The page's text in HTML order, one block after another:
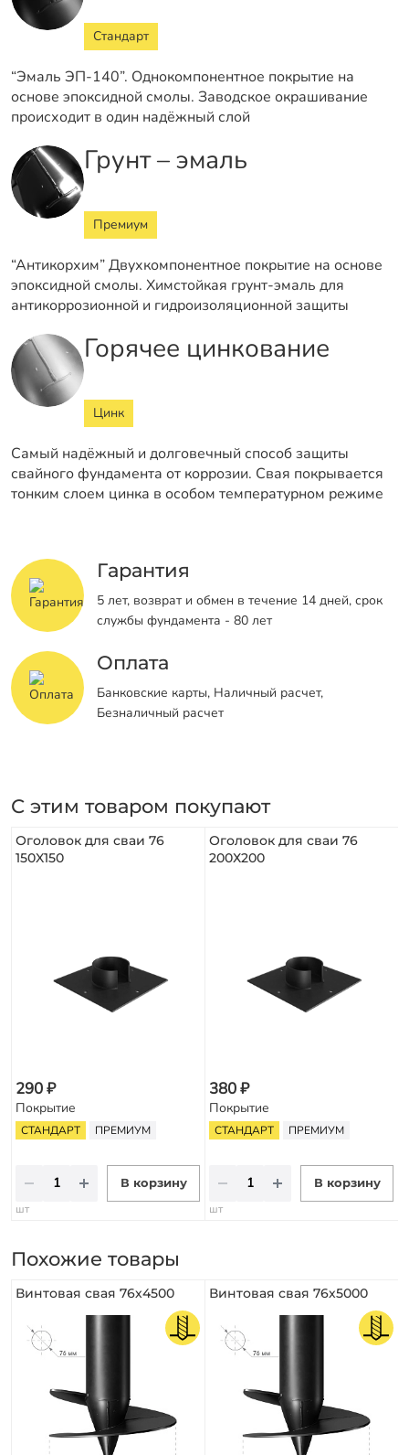
Стандарт
“Эмаль ЭП-140”. Однокомпонентное покрытие на
основе эпоксидной смолы. Заводское окрашивание
происходит в один надёжный слой
Грунт – эмаль
Премиум
“Антикорхим” Двухкомпонентное покрытие на основе
эпоксидной смолы. Химстойкая грунт-эмаль для
антикоррозионной и гидроизоляционной защиты
Горячее цинкование
Цинк
Самый надёжный и долговечный способ защиты
свайного фундамента от коррозии. Свая покрывается
тонким слоем цинка в особом температурном режиме
Гарантия
5 лет, возврат и обмен в течение 14 дней, срок
службы фундамента - 80 лет
Оплата
Банковские карты, Наличный расчет,
Безналичный расчет
С этим товаром покупают
Оголовок для сваи 76
150X150
290 ₽
Покрытие
СТАНДАРТ ПРЕМИУМ
В корзину
шт
Оголовок для сваи 76
200Х200
380 ₽
Покрытие
СТАНДАРТ ПРЕМИУМ
В корзину
шт
Похожие товары
Винтовая свая 76х4500 Винтовая свая 76х5000